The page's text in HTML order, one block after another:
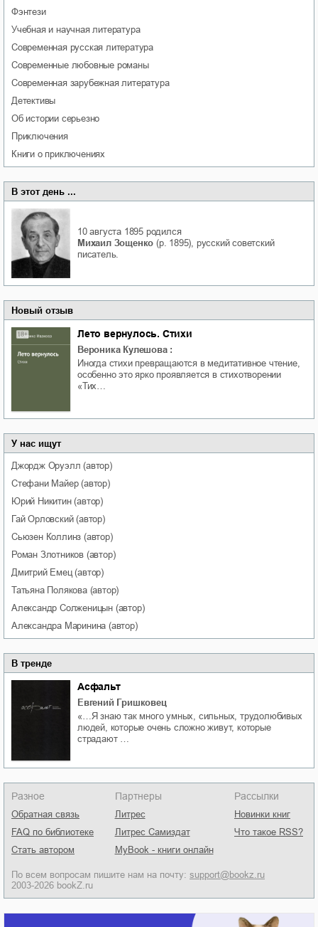
фэнтези
учебная и научная литература
современная русская литература
современные любовные романы
современная зарубежная литература
детективы
об истории серьезно
приключения
книги о приключениях
В этот день ...
10 августа 1895 родился
Михаил Зощенко (р. 1895), русский советский
писатель.
Новый отзыв
Лето вернулось. Стихи
Вероника Кулешова :
Иногда стихи превращаются в медитативное чтение,
особенно это ярко проявляется в стихотворении
«Тих…
У нас ищут
Джордж Оруэлл (автор)
Стефани Майер(автор)
Юрий Никитин(автор)
Гай Орловский(автор)
Сьюзен Коллинз (автор)
Роман Злотников (автор)
Дмитрий Емец(автор)
Татьяна Полякова(автор)
Александр Солженицын (автор)
Александра Маринина (автор)
В тренде
Асфальт
Евгений Гришковец
«…Я знаю так много умных, сильных, трудолюбивых
людей, которые очень сложно живут, которые
страдают …
Разное
Обратная связь
FAQ по библиотеке
Стать автором
Партнеры
Литрес
Литрес Самиздат
MyBook - книги онлайн
Рассылки
Новинки книг
Что такое RSS?
По всем вопросам пишите нам на почту: support@bookz.ru
2003-2026 bookZ.ru